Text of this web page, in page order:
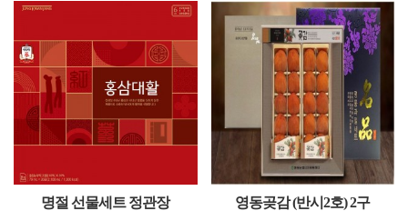
명절 선물세트 정관장
영동곶감 (반시2호) 2구